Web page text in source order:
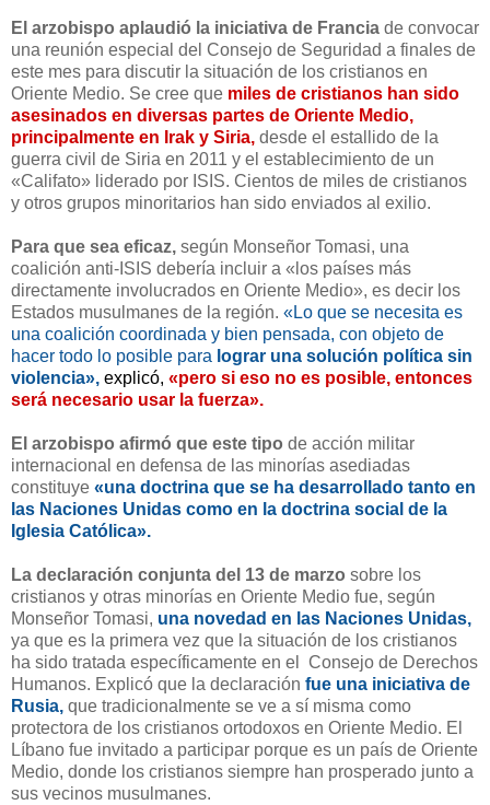
El arzobispo aplaudió la iniciativa de Francia de convocar
una reunión especial del Consejo de Seguridad a finales de
este mes para discutir la situación de los cristianos en
Oriente Medio. Se cree que miles de cristianos han sido
asesinados en diversas partes de Oriente Medio,
principalmente en Irak y Siria, desde el estallido de la
guerra civil de Siria en 2011 y el establecimiento de un
«Califato» liderado por ISIS. Cientos de miles de cristianos
y otros grupos minoritarios han sido enviados al exilio.
Para que sea eficaz, según Monseñor Tomasi, una
coalición anti-ISIS debería incluir a «los países más
directamente involucrados en Oriente Medio», es decir los
Estados musulmanes de la región. «Lo que se necesita es
una coalición coordinada y bien pensada, con objeto de
hacer todo lo posible para lograr una solución política sin
violencia», explicó, «pero si eso no es posible, entonces
será necesario usar la fuerza».
El arzobispo afirmó que este tipo de acción militar
internacional en defensa de las minorías asediadas
constituye «una doctrina que se ha desarrollado tanto en
las Naciones Unidas como en la doctrina social de la
Iglesia Católica».
La declaración conjunta del 13 de marzo sobre los
cristianos y otras minorías en Oriente Medio fue, según
Monseñor Tomasi, una novedad en las Naciones Unidas,
ya que es la primera vez que la situación de los cristianos
ha sido tratada específicamente en el Consejo de Derechos
Humanos. Explicó que la declaración fue una iniciativa de
Rusia, que tradicionalmente se ve a sí misma como
protectora de los cristianos ortodoxos en Oriente Medio. El
Líbano fue invitado a participar porque es un país de Oriente
Medio, donde los cristianos siempre han prosperado junto a
sus vecinos musulmanes.